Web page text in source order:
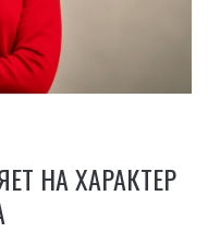
НА ХАРАКТЕР